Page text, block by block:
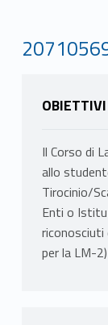
OBIETTIVI
Il Corso di
allo
Tirocinio/
Enti o
riconosciuti
per la LM-2)